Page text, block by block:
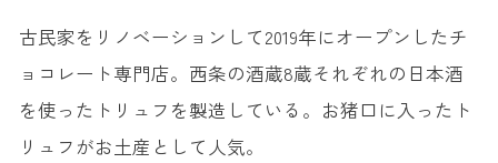
古民家をリノベーションして2019年にオープンしたチ
ョコレート専門店。西条の酒蔵8蔵それぞれの日本酒
を使ったトリュフを製造している。お猪口に入ったト
リュフがお土産として人気。